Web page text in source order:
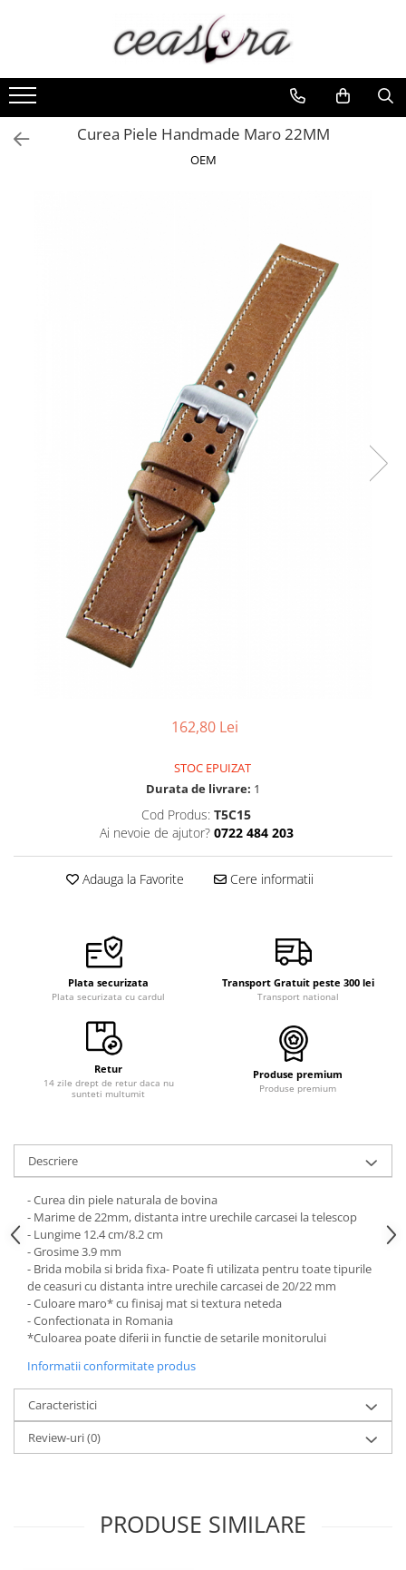
Toate Produsele
Baterii
AA, AAA, 9V
Accesorii baterii
Ceasuri Q&Q Attractive
Ceasuri Timberland
Ceasuri Accurist
Ceasuri Casio
Ceasuri Daniel Klein
Ceasuri Lorus
Curele cauciuc
Curele Garmin
Curele metalice
Curele piele
Curele Samsung Watch
Curele textile
Handmade / Bijutieri
Ciocane Miniatura
Dispozitive Bratari
Dispozitive Margelit
Fierastraie / Panze
Mandrine si Burghie
Menghine
Modelarea Metalului
Nicovale si Suporti
Pensete
Perii
Scule de Mana
PROMOTII Curele Garmin
Curea Piele Handmade Maro 22MM
OEM
162,80 Lei
STOC EPUIZAT
Durata de livrare: 1
Cod Produs: T5C15
Ai nevoie de ajutor? 0722 484 203
Adauga la Favorite Cere informatii
Plata securizata
Plata securizata cu cardul
Transport Gratuit peste 300 lei
Transport national
Retur
14 zile drept de retur daca nu
sunteti multumit
Produse premium
Produse premium
Descriere
- Curea din piele naturala de bovina
- Marime de 22mm, distanta intre urechile carcasei la telescop
- Lungime 12.4 cm/8.2 cm
- Grosime 3.9 mm
- Brida mobila si brida fixa- Poate fi utilizata pentru toate tipurile
de ceasuri cu distanta intre urechile carcasei de 20/22 mm
- Culoare maro* cu finisaj mat si textura neteda
- Confectionata in Romania
*Culoarea poate diferii in functie de setarile monitorului
Informatii conformitate produs
Caracteristici
Review-uri(0)
PRODUSE SIMILARE